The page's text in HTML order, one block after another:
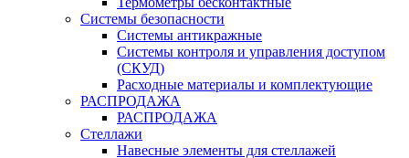
Системы безопасности
Системы антикражные
Системы контроля и управления доступом
(СКУД)
Расходные материалы и комплектующие
РАСПРОДАЖА
РАСПРОДАЖА
Стеллажи
Навесные элементы для стеллажей